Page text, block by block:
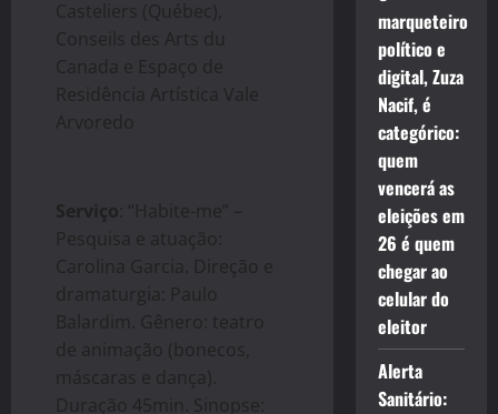
Casteliers (Québec),
Conseils des Arts du
Canada e Espaço de
Residência Artística Vale
Arvoredo
Serviço : “Habite-me” –
Pesquisa e atuação:
Carolina Garcia. Direção e
dramaturgia: Paulo
Balardim. Gênero: teatro
de animação (bonecos,
máscaras e dança).
Duração 45min. Sinopse:
marqueteiro
político e
digital, Zuza
Nacif, é
categórico:
quem
vencerá as
eleições em
26 é quem
chegar ao
celular do
eleitor
Alerta
Sanitário: